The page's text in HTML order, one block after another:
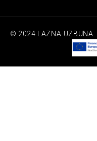
© 2024 LAZNA-UZBUNA.